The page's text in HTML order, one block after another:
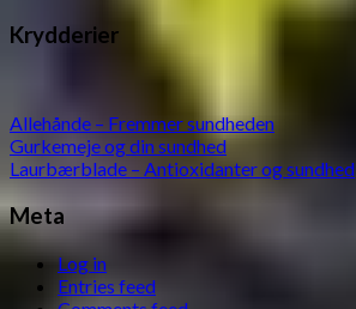
Krydderier
Allehånde – Fremmer sundheden
Gurkemeje og din sundhed
Laurbærblade – Antioxidanter og sundhed
Meta
Log in
Entries feed